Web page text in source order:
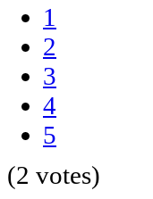
1
2
3
4
5
(2 votes)